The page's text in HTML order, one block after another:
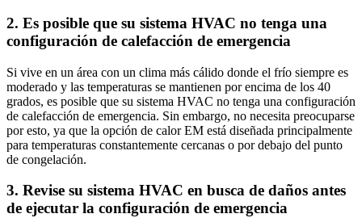
2. Es posible que su sistema HVAC no tenga una
configuración de calefacción de emergencia
Si vive en un área con un clima más cálido donde el frío siempre es
moderado y las temperaturas se mantienen por encima de los 40
grados, es posible que su sistema HVAC no tenga una configuración
de calefacción de emergencia. Sin embargo, no necesita preocuparse
por esto, ya que la opción de calor EM está diseñada principalmente
para temperaturas constantemente cercanas o por debajo del punto
de congelación.
3. Revise su sistema HVAC en busca de daños antes
de ejecutar la configuración de emergencia